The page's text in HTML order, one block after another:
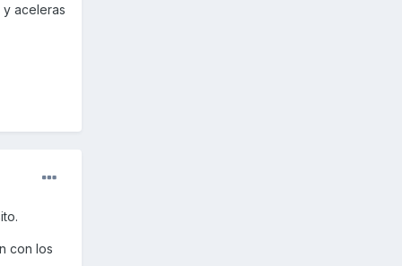
aceleras
con los